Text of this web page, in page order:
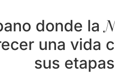
donde la
una vida
sus